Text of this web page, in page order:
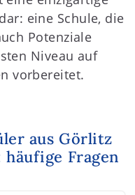
eine Schule, die
Potenziale
Niveau auf
vorbereitet.
aus Görlitz
Fragen